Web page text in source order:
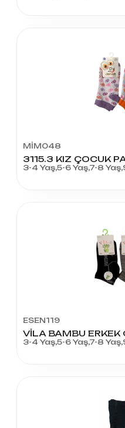
MİM048
3115.3 KIZ ÇOCUK
3-4 Yaş,5-6 Yaş,7-8
ESEN119
VİLA BAMBU ERKEK
3-4 Yaş,5-6 Yaş,7-8